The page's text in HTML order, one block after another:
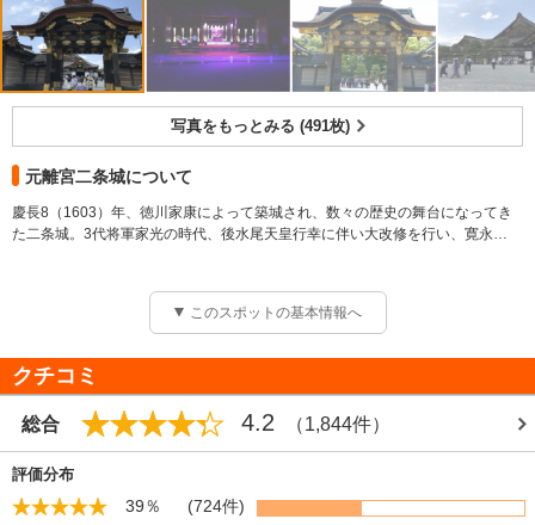
写真をもっとみる (491枚)
元離宮二条城について
慶長8（1603）年、徳川家康によって築城され、数々の歴史の舞台になってき
た二条城。3代将軍家光の時代、後水尾天皇行幸に伴い大改修を行い、寛永
「唐獅子」といった極彩色の彫刻が見事である。二の丸庭園（特別名勝）や本
丸御殿（重要文化財）など、見どころ多数。大政奉還の表明の場となった二の
壁画にも注目を。
に唐破風を備え、門として最も格式が高い。
冠木（かぶき）の上はすべて彫刻で埋め尽くされ、龍や虎といった霊獣に加
■二の丸御殿
例として日本建築史上重要な遺構。内部は、近世絵画史上最大の画派である狩
野派による障壁画と、多彩な欄間彫刻や飾金具によって豪華絢爛に設えられて
いる。
■二の丸庭園
このスポットの基本情報へ
クチコミ
総合 4.2 （1,844件）
評価分布
39％
(724件)